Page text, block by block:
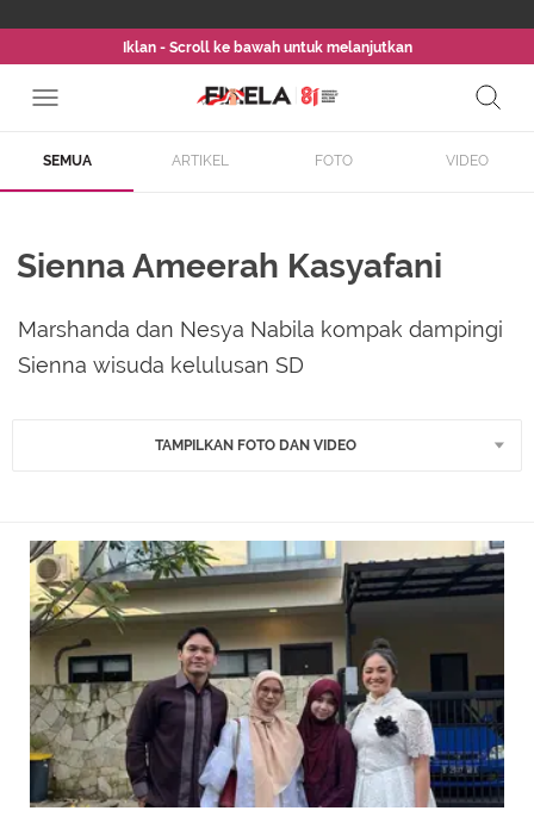
Iklan - Scroll ke bawah untuk melanjutkan
SEMUA ARTIKEL FOTO VIDEO
Sienna Ameerah Kasyafani
Marshanda dan Nesya Nabila kompak dampingi
Sienna wisuda kelulusan SD
TAMPILKAN FOTO DAN VIDEO